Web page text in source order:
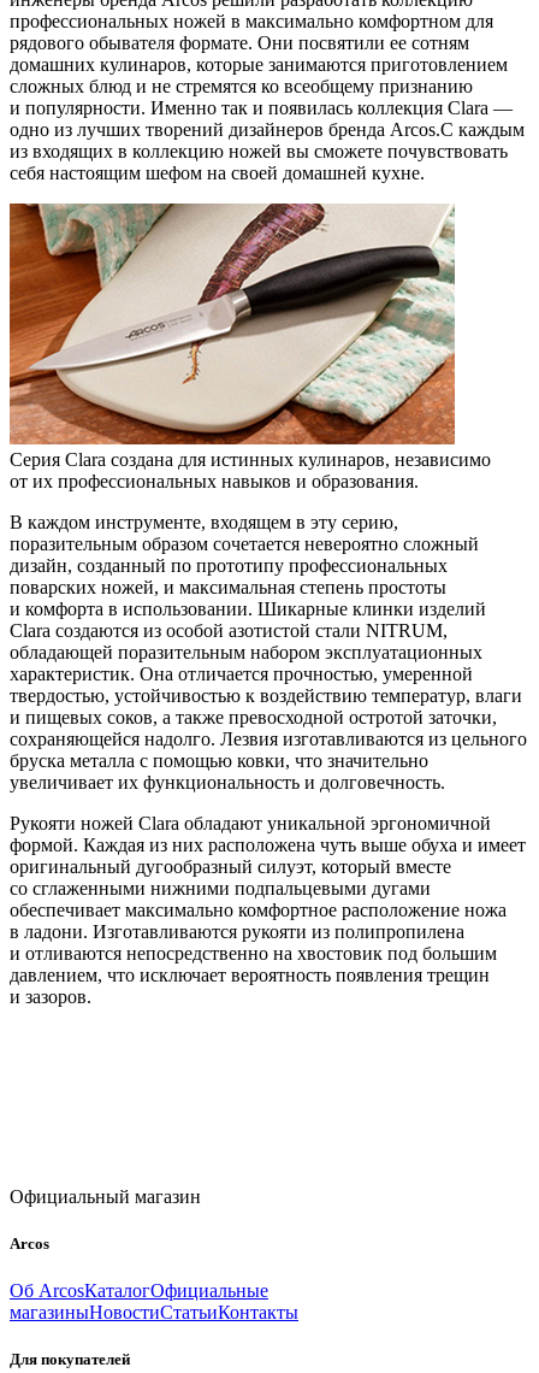
профессиональных ножей в максимально комфортном для
рядового обывателя формате. Они посвятили ее сотням
домашних кулинаров, которые занимаются приготовлением
сложных блюд и не стремятся ко всеобщему признанию
и популярности. Именно так и появилась коллекция Clara —
одно из лучших творений дизайнеров бренда Arcos.С каждым
из входящих в коллекцию ножей вы сможете почувствовать
себя настоящим шефом на своей домашней кухне.
Серия Clara создана для истинных кулинаров, независимо
от их профессиональных навыков и образования.
В каждом инструменте, входящем в эту серию,
поразительным образом сочетается невероятно сложный
дизайн, созданный по прототипу профессиональных
поварских ножей, и максимальная степень простоты
и комфорта в использовании. Шикарные клинки изделий
Clara создаются из особой азотистой стали NITRUM,
обладающей поразительным набором эксплуатационных
характеристик. Она отличается прочностью, умеренной
твердостью, устойчивостью к воздействию температур, влаги
и пищевых соков, а также превосходной остротой заточки,
сохраняющейся надолго. Лезвия изготавливаются из цельного
бруска металла с помощью ковки, что значительно
увеличивает их функциональность и долговечность.
Рукояти ножей Clara обладают уникальной эргономичной
формой. Каждая из них расположена чуть выше обуха и имеет
оригинальный дугообразный силуэт, который вместе
со сглаженными нижними подпальцевыми дугами
обеспечивает максимально комфортное расположение ножа
в ладони. Изготавливаются рукояти из полипропилена
и отливаются непосредственно на хвостовик под большим
давлением, что исключает вероятность появления трещин
и зазоров.
Официальный магазин
Arcos
Об ArcosКаталогОфициальные
магазиныНовостиСтатьиКонтакты
Для покупателей